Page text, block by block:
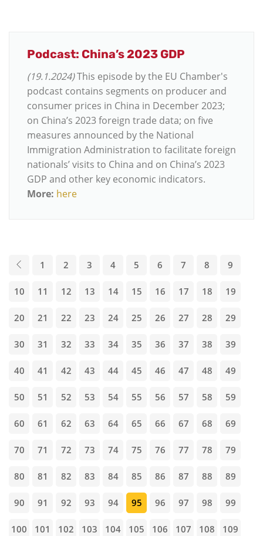
Podcast: China’s 2023 GDP
(19.1.2024)This episode by the EU Chamber's
podcast contains segments on producer and
consumer prices in China in December 2023;
on China’s 2023 foreign trade data; on five
measures announced by the National
Immigration Administration to facilitate foreign
nationals’ visits to China and on China’s 2023
GDP and other key economic indicators.
More: here
1 2 3 4 5 6 7 8 9
10 11 12 13 14 15 16 17 18 19
20 21 22 23 24 25 26 27 28 29
30 31 32 33 34 35 36 37 38 39
40 41 42 43 44 45 46 47 48 49
50 51 52 53 54 55 56 57 58 59
60 61 62 63 64 65 66 67 68 69
70 71 72 73 74 75 76 77 78 79
80 81 82 83 84 85 86 87 88 89
90 91 92 93 94 95 96 97 98 99
100 101 102 103 104 105 106 107 108 109